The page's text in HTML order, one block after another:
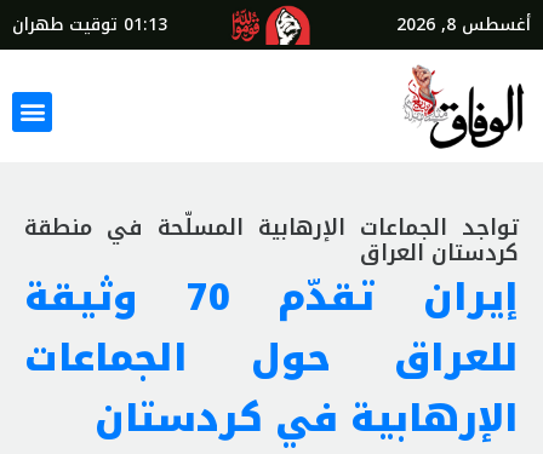
أغسطس 8, 2026 01:13 توقيت طهران
تواجد الجماعات الإرهابية المسلّحة في منطقة
كردستان العراق
إيران تقدّم 70 وثيقة
للعراق حول الجماعات
الإرهابية في كردستان